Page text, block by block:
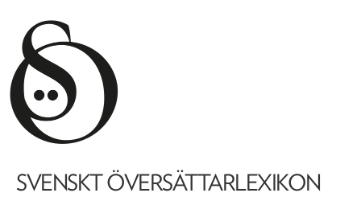
SVENSKT ÖVERSÄTTARLEXIKON